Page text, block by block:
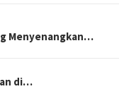
Menyenangkan…
di…